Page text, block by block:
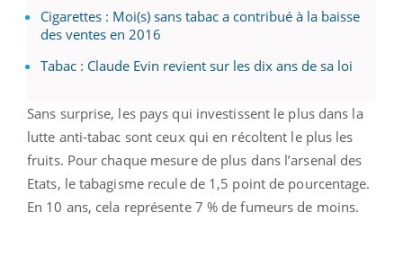
Cigarettes : Moi(s) sans tabac a contribué à la baisse
des ventes en 2016
Tabac : Claude Evin revient sur les dix ans de sa loi
Sans surprise, les pays qui investissent le plus dans la
lutte anti-tabac sont ceux qui en récoltent le plus les
fruits. Pour chaque mesure de plus dans l’arsenal des
Etats, le tabagisme recule de 1,5 point de pourcentage.
En 10 ans, cela représente 7 % de fumeurs de moins.